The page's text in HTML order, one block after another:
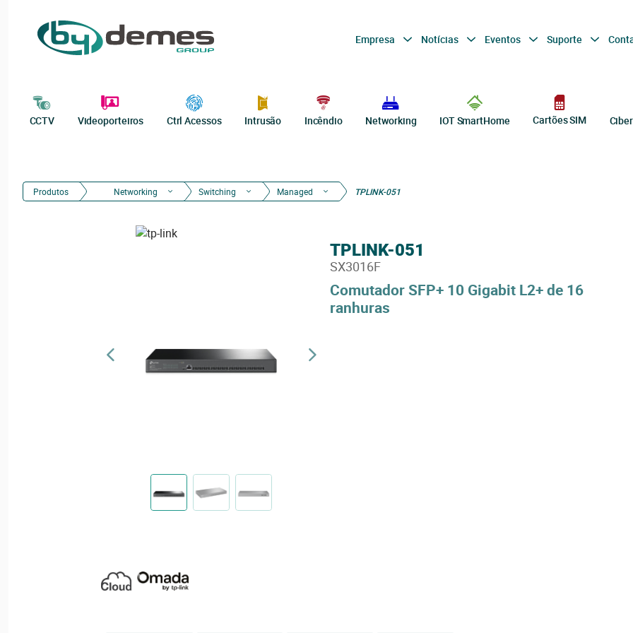
Empresa Notícias Eventos Suporte
CCTV Videoporteiros Ctrl Acessos Intrusão Incêndio Networking IOT SmartHome Cartões SIM
Produtos Networking Switching Managed TPLINK-051
Comutador SFP+ 10 Gigabit L2+ de 16
ranhuras
TPLINK-051
SX3016F